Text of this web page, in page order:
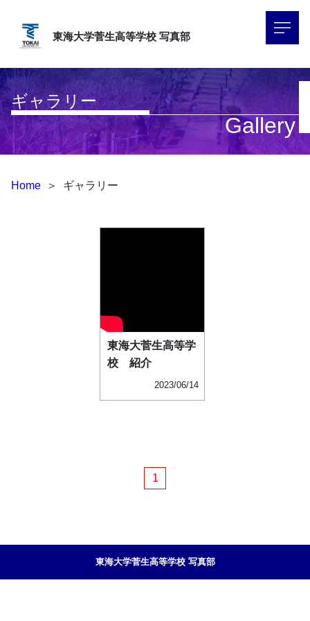
東海大学菅生高等学校 写真部
ギャラリー
Gallery
Home ＞ ギャラリー
東海大菅生高等学
校 紹介
2023/06/14
1
東海大学菅生高等学校 写真部